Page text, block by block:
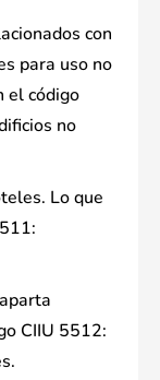
con
para uso no
el código
no
Lo que
CIIU 5512: